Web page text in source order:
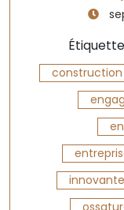
construction
innovante